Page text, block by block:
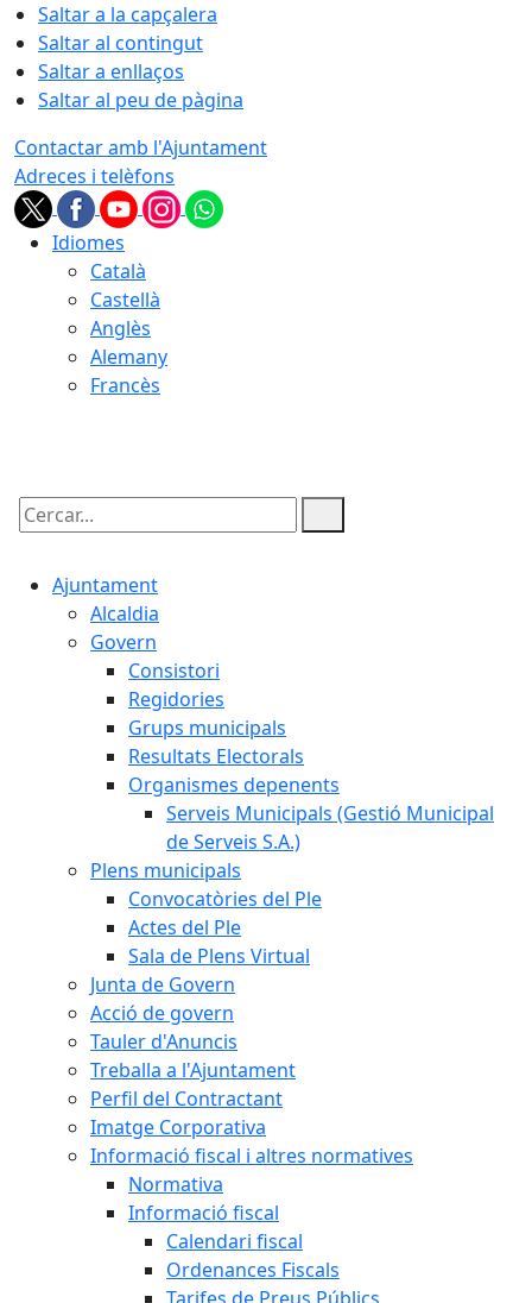
Saltar a la capçalera
Saltar al contingut
Saltar a enllaços
Saltar al peu de pàgina
Contactar amb l'Ajuntament
Adreces i telèfons
Idiomes
Català
Castellà
Anglès
Alemany
Francès
Cercar:
Ajuntament
Alcaldia
Govern
Consistori
Regidories
Grups municipals
Resultats Electorals
Organismes depenents
Serveis Municipals (Gestió Municipal
de Serveis S.A.)
Plens municipals
Convocatòries del Ple
Actes del Ple
Sala de Plens Virtual
Junta de Govern
Acció de govern
Tauler d'Anuncis
Treballa a l'Ajuntament
Perfil del Contractant
Imatge Corporativa
Informació fiscal i altres normatives
Normativa
Informació fiscal
Calendari fiscal
Ordenances Fiscals